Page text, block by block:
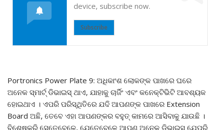
device, subscribe now.
Subscribe
Portronics Power Plate 9: ଅଧିକାଂଶ ଲୋକଙ୍କ ପାଖରେ ଘରେ
ଅନେକ ସ୍ମାର୍ଟ୍ ଡିଭାଇସ୍ ଥାଏ, ଯାହାକୁ ଚାର୍ଜିଂ ଏବଂ କନେକ୍ଟିଭିଟି ଆବଶ୍ୟକ
ହୋଇଥାଏ । ଏପରି ପରିସ୍ଥିତିରେ ଯଦି ଆପଣଙ୍କ ପାଖରେ Extension
Board ଅଛି, ତେବେ ଏହା ଆପଣଙ୍କର ବହୁତ୍ କାମରେ ଆସିବାକୁ ଯାଉଛି ।
ବିଶେଷକରି ସେତେବେଳେ, ଯେତେବେଳେ ଆପଣ ଅନେକ ଡିଭାଇସ୍ ଯେପରି